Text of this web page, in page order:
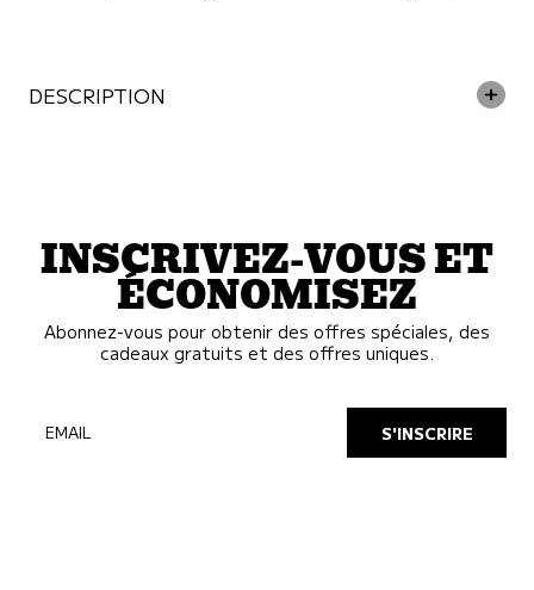
DESCRIPTION
INSCRIVEZ-VOUS ET
ÉCONOMISEZ
Abonnez-vous pour obtenir des offres spéciales, des
cadeaux gratuits et des offres uniques.
EMAIL S'INSCRIRE